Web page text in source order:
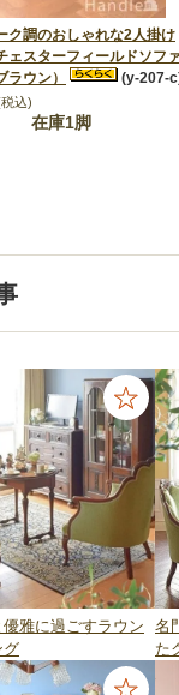
ク調のおしゃれな2人掛け
ェスターフィールドソフ
ラウン）
(y-207-
込)
在庫1脚
雅に過ごすラウン
グ
名
た